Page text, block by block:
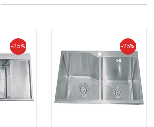
-25% -25%